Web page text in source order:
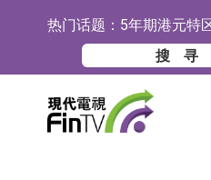
热门话题： 5年期港元特
2026年8月
1年期港元隔
于2026年8月
香港证监会就
行为取得13年
【异动股】港